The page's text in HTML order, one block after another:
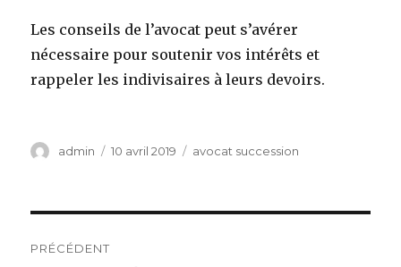
Les conseils de l’avocat peut s’avérer
nécessaire pour soutenir vos intérêts et
rappeler les indivisaires à leurs devoirs.
Auteur
admin
Publié
10 avril 2019 Catégories
avocat succession
PRÉCÉDENT